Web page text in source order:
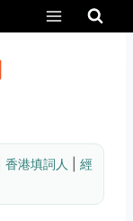
香港填詞人
經